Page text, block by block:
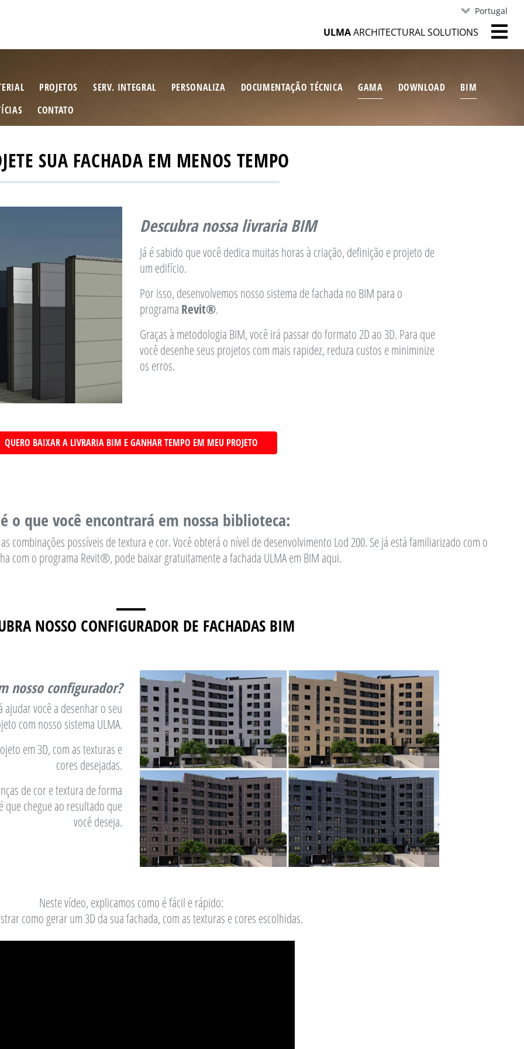
Portugal
ULMAARCHITECTURAL SOLUTIONS
PROJETOS SERV. INTEGRAL PERSONALIZA DOCUMENTAÇÃO TÉCNICA GAMA DOWNLOAD
BIM
CONTATO
SUA FACHADA EM MENOS TEMPO
Descubra nossa livraria BIM
Já é sabido que você dedica muitas horas à criação, definição e projeto de
um edifício.
Por isso, desenvolvemos nosso sistema de fachada no BIM para o
programa Revit®.
Graças à metodologia BIM, você irá passar do formato 2D ao 3D. Para que
você desenhe seus projetos com mais rapidez, reduza custos e miniminize
os erros.
QUERO BAIXAR A LIVRARIA BIM E GANHAR TEMPO EM MEU PROJETO
o que você encontrará em nossa biblioteca:
combinações possíveis de textura e cor. Você obterá o nível de desenvolvimento Lod 200. Se já está familiarizado com o
com o programa Revit®, pode baixar gratuitamente a fachada ULMA em BIM aqui.
NOSSO CONFIGURADOR DE FACHADAS BIM
nosso configurador?
você a desenhar o seu
com nosso sistema ULMA.
em 3D, com as texturas e
cores desejadas.
de cor e textura de forma
que chegue ao resultado que
você deseja.
Neste vídeo, explicamos como é fácil e rápido:
como gerar um 3D da sua fachada, com as texturas e cores escolhidas.